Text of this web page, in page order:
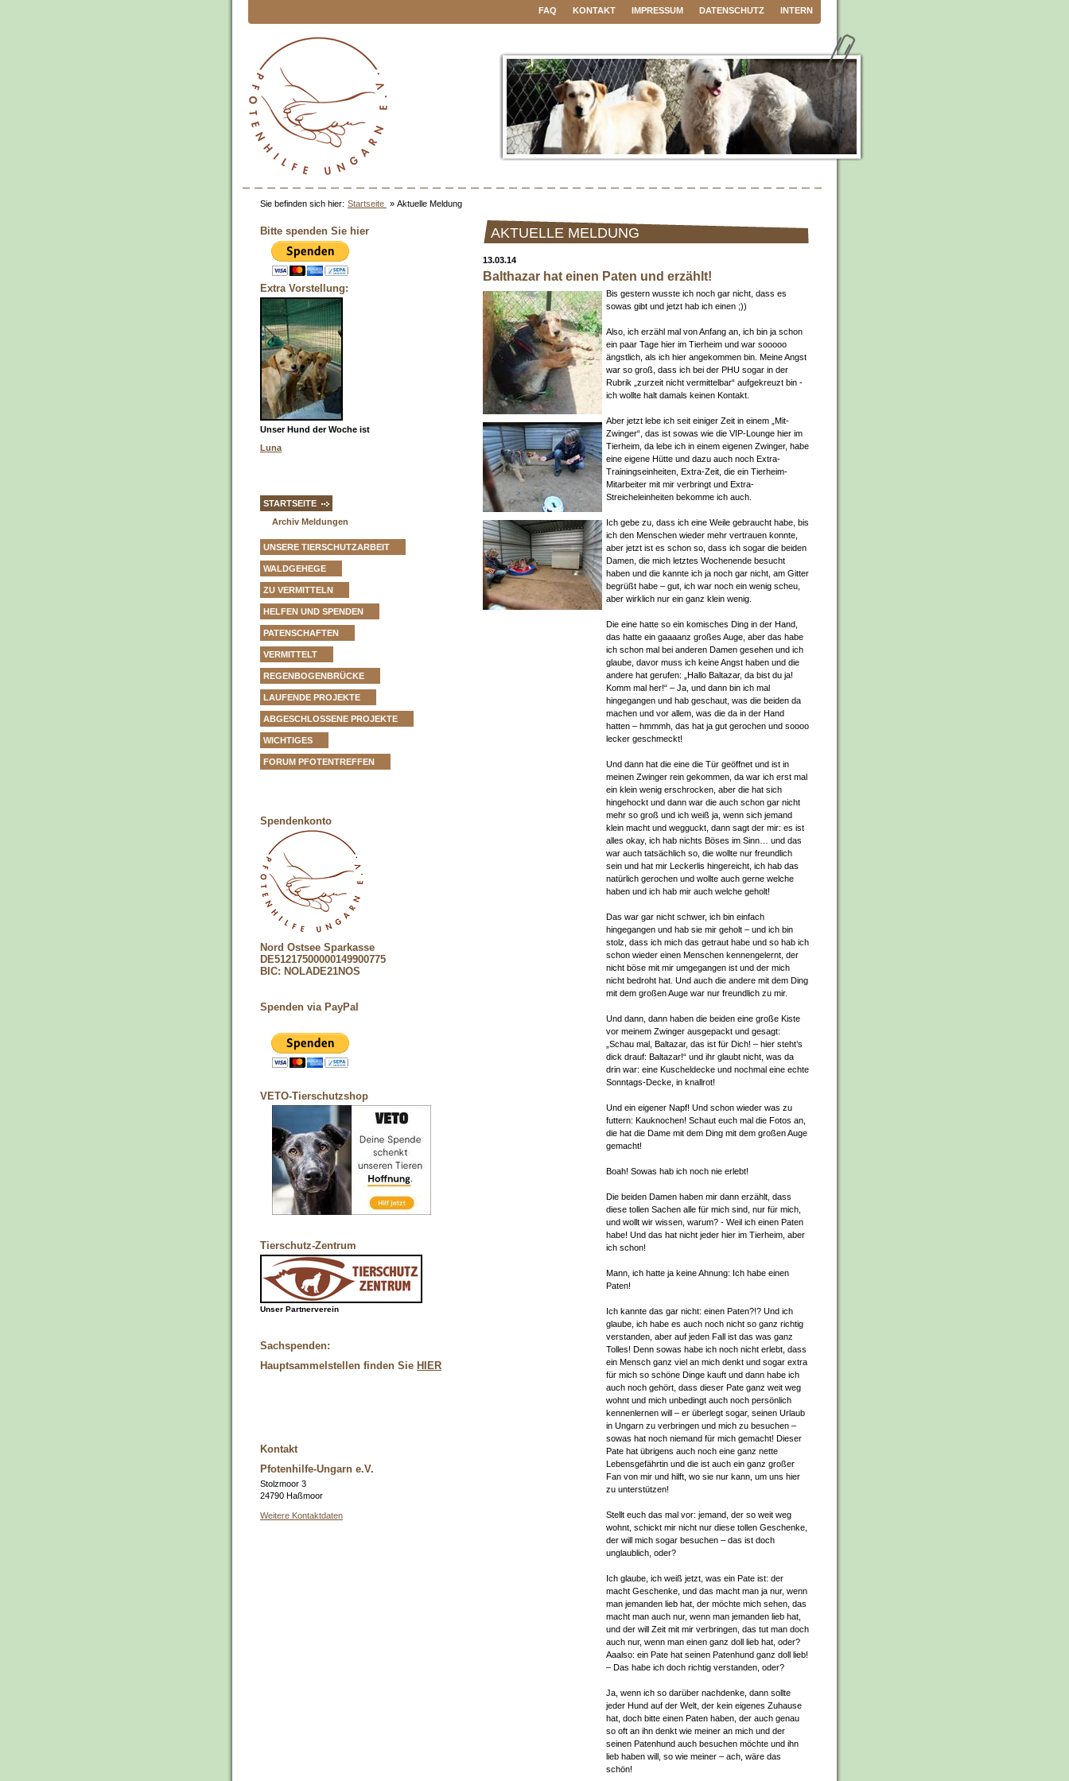
FAQ KONTAKT IMPRESSUM DATENSCHUTZ INTERN
Sie befinden sich hier: Startseite » Aktuelle Meldung
Bitte spenden Sie hier
Extra Vorstellung:
Unser Hund der Woche ist
Luna
STARTSEITE
Archiv Meldungen
UNSERE TIERSCHUTZARBEIT
WALDGEHEGE
ZU VERMITTELN
HELFEN UND SPENDEN
PATENSCHAFTEN
VERMITTELT
REGENBOGENBRÜCKE
LAUFENDE PROJEKTE
ABGESCHLOSSENE PROJEKTE
WICHTIGES
FORUM PFOTENTREFFEN
Spendenkonto
Nord Ostsee Sparkasse
DE51217500000149900775
BIC: NOLADE21NOS
Spenden via PayPal
VETO-Tierschutzshop
Tierschutz-Zentrum
Unser Partnerverein
Sachspenden:
Hauptsammelstellen finden Sie HIER
Kontakt
Pfotenhilfe-Ungarn e.V.
Stolzmoor 3
24790 Haßmoor
Weitere Kontaktdaten
AKTUELLE MELDUNG
13.03.14
Balthazar hat einen Paten und erzählt!
Bis gestern wusste ich noch gar nicht, dass es
sowas gibt und jetzt hab ich einen ;))
Also, ich erzähl mal von Anfang an, ich bin ja schon
ein paar Tage hier im Tierheim und war sooooo
ängstlich, als ich hier angekommen bin. Meine Angst
war so groß, dass ich bei der PHU sogar in der
Rubrik „zurzeit nicht vermittelbar“ aufgekreuzt bin -
ich wollte halt damals keinen Kontakt.
Aber jetzt lebe ich seit einiger Zeit in einem „Mit-
Zwinger“, das ist sowas wie die VIP-Lounge hier im
Tierheim, da lebe ich in einem eigenen Zwinger, habe
eine eigene Hütte und dazu auch noch Extra-
Trainingseinheiten, Extra-Zeit, die ein Tierheim-
Mitarbeiter mit mir verbringt und Extra-
Streicheleinheiten bekomme ich auch.
Ich gebe zu, dass ich eine Weile gebraucht habe, bis
ich den Menschen wieder mehr vertrauen konnte,
aber jetzt ist es schon so, dass ich sogar die beiden
Damen, die mich letztes Wochenende besucht
haben und die kannte ich ja noch gar nicht, am Gitter
begrüßt habe – gut, ich war noch ein wenig scheu,
aber wirklich nur ein ganz klein wenig.
Die eine hatte so ein komisches Ding in der Hand,
das hatte ein gaaaanz großes Auge, aber das habe
ich schon mal bei anderen Damen gesehen und ich
glaube, davor muss ich keine Angst haben und die
andere hat gerufen: „Hallo Baltazar, da bist du ja!
Komm mal her!“ – Ja, und dann bin ich mal
hingegangen und hab geschaut, was die beiden da
machen und vor allem, was die da in der Hand
hatten – hmmmh, das hat ja gut gerochen und soooo
lecker geschmeckt!
Und dann hat die eine die Tür geöffnet und ist in
meinen Zwinger rein gekommen, da war ich erst mal
ein klein wenig erschrocken, aber die hat sich
hingehockt und dann war die auch schon gar nicht
mehr so groß und ich weiß ja, wenn sich jemand
klein macht und wegguckt, dann sagt der mir: es ist
alles okay, ich hab nichts Böses im Sinn… und das
war auch tatsächlich so, die wollte nur freundlich
sein und hat mir Leckerlis hingereicht, ich hab das
natürlich gerochen und wollte auch gerne welche
haben und ich hab mir auch welche geholt!
Das war gar nicht schwer, ich bin einfach
hingegangen und hab sie mir geholt – und ich bin
stolz, dass ich mich das getraut habe und so hab ich
schon wieder einen Menschen kennengelernt, der
nicht böse mit mir umgegangen ist und der mich
nicht bedroht hat. Und auch die andere mit dem Ding
mit dem großen Auge war nur freundlich zu mir.
Und dann, dann haben die beiden eine große Kiste
vor meinem Zwinger ausgepackt und gesagt:
„Schau mal, Baltazar, das ist für Dich! – hier steht’s
dick drauf: Baltazar!“ und ihr glaubt nicht, was da
drin war: eine Kuscheldecke und nochmal eine echte
Sonntags-Decke, in knallrot!
Und ein eigener Napf! Und schon wieder was zu
futtern: Kauknochen! Schaut euch mal die Fotos an,
die hat die Dame mit dem Ding mit dem großen Auge
gemacht!
Boah! Sowas hab ich noch nie erlebt!
Die beiden Damen haben mir dann erzählt, dass
diese tollen Sachen alle für mich sind, nur für mich,
und wollt wir wissen, warum? - Weil ich einen Paten
habe! Und das hat nicht jeder hier im Tierheim, aber
ich schon!
Mann, ich hatte ja keine Ahnung: Ich habe einen
Paten!
Ich kannte das gar nicht: einen Paten?!? Und ich
glaube, ich habe es auch noch nicht so ganz richtig
verstanden, aber auf jeden Fall ist das was ganz
Tolles! Denn sowas habe ich noch nicht erlebt, dass
ein Mensch ganz viel an mich denkt und sogar extra
für mich so schöne Dinge kauft und dann habe ich
auch noch gehört, dass dieser Pate ganz weit weg
wohnt und mich unbedingt auch noch persönlich
kennenlernen will – er überlegt sogar, seinen Urlaub
in Ungarn zu verbringen und mich zu besuchen –
sowas hat noch niemand für mich gemacht! Dieser
Pate hat übrigens auch noch eine ganz nette
Lebensgefährtin und die ist auch ein ganz großer
Fan von mir und hilft, wo sie nur kann, um uns hier
zu unterstützen!
Stellt euch das mal vor: jemand, der so weit weg
wohnt, schickt mir nicht nur diese tollen Geschenke,
der will mich sogar besuchen – das ist doch
unglaublich, oder?
Ich glaube, ich weiß jetzt, was ein Pate ist: der
macht Geschenke, und das macht man ja nur, wenn
man jemanden lieb hat, der möchte mich sehen, das
macht man auch nur, wenn man jemanden lieb hat,
und der will Zeit mit mir verbringen, das tut man doch
auch nur, wenn man einen ganz doll lieb hat, oder?
Aaalso: ein Pate hat seinen Patenhund ganz doll lieb!
– Das habe ich doch richtig verstanden, oder?
Ja, wenn ich so darüber nachdenke, dann sollte
jeder Hund auf der Welt, der kein eigenes Zuhause
hat, doch bitte einen Paten haben, der auch genau
so oft an ihn denkt wie meiner an mich und der
seinen Patenhund auch besuchen möchte und ihn
lieb haben will, so wie meiner – ach, wäre das
schön!